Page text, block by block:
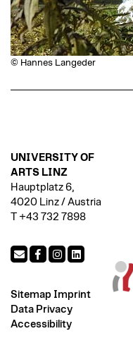
© Hannes Langeder
UNIVERSITY OF
ARTS LINZ
Hauptplatz 6,
4020 Linz / Austria
T +43 732 7898
Sitemap Imprint
Data Privacy
Accessibility